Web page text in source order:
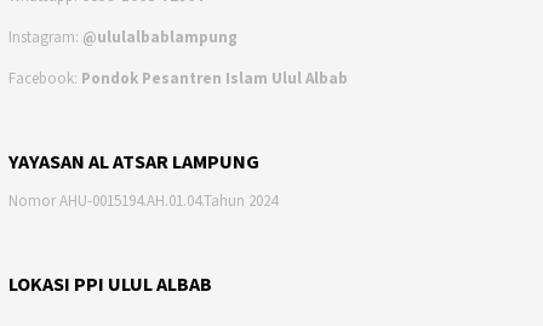
Instagram: @ululalbablampung
Facebook: Pondok Pesantren Islam Ulul Albab
YAYASAN AL ATSAR LAMPUNG
Nomor AHU-0015194.AH.01.04.Tahun 2024
LOKASI PPI ULUL ALBAB